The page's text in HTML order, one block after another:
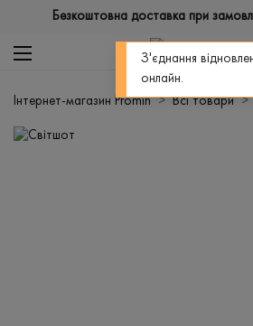
Безкоштовна доставка при
Інтернет-магазин Promin Всі товари
З'єднання
онлайн.